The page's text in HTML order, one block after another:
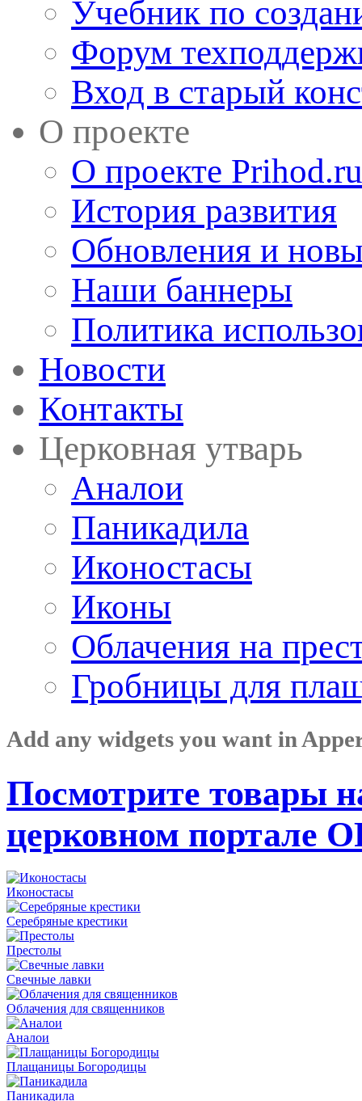
Учебник по
Форум
Вход в старый
О проекте
О проекте Prihod.ru
История развития
Обновления и
Наши баннеры
Политика
Новости
Контакты
Церковная утварь
Аналои
Паникадила
Иконостасы
Иконы
Облачения на
Гробницы для
Add any widgets you want in
Посмотрите товары
церковном портале
Иконостасы
Серебряные крестики
Престолы
Свечные лавки
Облачения для священников
Аналои
Плащаницы Богородицы
Паникадила